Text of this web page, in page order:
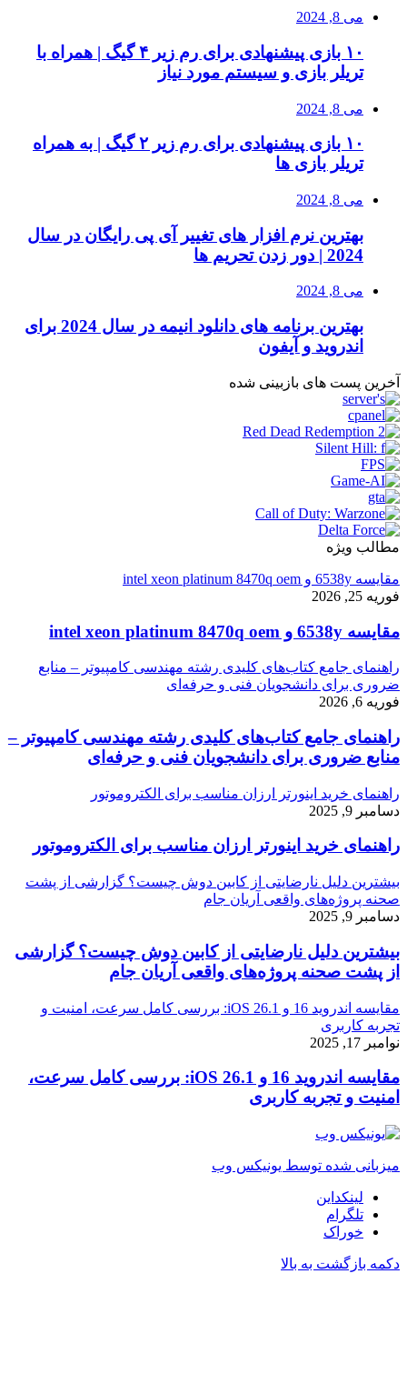
می 8, 2024
۱۰ بازی پیشنهادی برای رم زیر ۴ گیگ | همراه با
تریلر بازی و سیستم مورد نیاز
می 8, 2024
۱۰ بازی پیشنهادی برای رم زیر ۲ گیگ | به همراه
تریلر بازی ها
می 8, 2024
بهترین نرم افزار های تغییر آی پی رایگان در سال
2024 | دور زدن تحریم ها
می 8, 2024
بهترین برنامه های دانلود انیمه در سال 2024 برای
اندروید و آیفون
آخرین پست های بازبینی شده
مطالب ویژه
مقایسه 6538y و intel xeon platinum 8470q oem
فوریه 25, 2026
مقایسه 6538y و intel xeon platinum 8470q oem
راهنمای جامع کتاب‌های کلیدی رشته مهندسی کامپیوتر – منابع
ضروری برای دانشجویان فنی و حرفه‌ای
فوریه 6, 2026
راهنمای جامع کتاب‌های کلیدی رشته مهندسی کامپیوتر –
منابع ضروری برای دانشجویان فنی و حرفه‌ای
راهنمای خرید اینورتر ارزان مناسب برای الکتروموتور
دسامبر 9, 2025
راهنمای خرید اینورتر ارزان مناسب برای الکتروموتور
بیشترین دلیل نارضایتی از کابین دوش چیست؟ گزارشی از پشت
صحنه پروژه‌های واقعی آریان جام
دسامبر 9, 2025
بیشترین دلیل نارضایتی از کابین دوش چیست؟ گزارشی
از پشت صحنه پروژه‌های واقعی آریان جام
مقایسه اندروید 16 و iOS 26.1: بررسی کامل سرعت، امنیت و
تجربه کاربری
نوامبر 17, 2025
مقایسه اندروید 16 و iOS 26.1: بررسی کامل سرعت،
امنیت و تجربه کاربری
میزبانی شده توسط یونیکس وب
لینکداین
تلگرام
خوراک
دکمه بازگشت به بالا